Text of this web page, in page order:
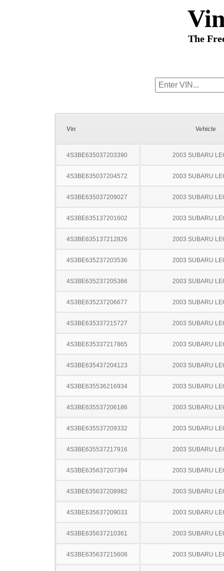
The
Vin Vehicle
4S3BE635037203390 2003 SUBARU
4S3BE635037204572 2003 SUBARU
4S3BE635037209027 2003 SUBARU
4S3BE635137201602 2003 SUBARU
4S3BE635137212826 2003 SUBARU
4S3BE635237203536 2003 SUBARU
4S3BE635237205366 2003 SUBARU
4S3BE635237206677 2003 SUBARU
4S3BE635337215727 2003 SUBARU
4S3BE635337217865 2003 SUBARU
4S3BE635437204123 2003 SUBARU
4S3BE635536216934 2003 SUBARU
4S3BE635537206186 2003 SUBARU
4S3BE635537209332 2003 SUBARU
4S3BE635537217916 2003 SUBARU
4S3BE635637207394 2003 SUBARU
4S3BE635637208982 2003 SUBARU
4S3BE635637209033 2003 SUBARU
4S3BE635637210361 2003 SUBARU
4S3BE635637215608 2003 SUBARU